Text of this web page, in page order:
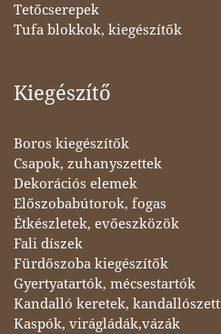
Tetőcserepek
Tufa blokkok, kiegészítők
Kiegészítő
Boros kiegészítők
Csapok, zuhanyszettek
Dekorációs elemek
Előszobabútorok, fogas
Étkészletek, evőeszközök
Fali díszek
Fürdőszoba kiegészítők
Gyertyatartók, mécsestartók
Kandalló keretek, kandallószett
Kaspók, virágládák,vázák